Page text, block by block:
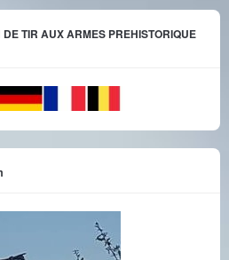
TIR AUX ARMES PREHISTORIQUE